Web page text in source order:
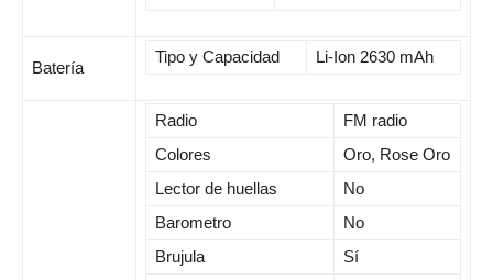
Batería
Tipo y Capacidad Li-Ion 2630 mAh
Radio
FM radio
Colores
Oro, Rose Oro
Lector de huellas
No
Barometro
No
Brujula
Sí